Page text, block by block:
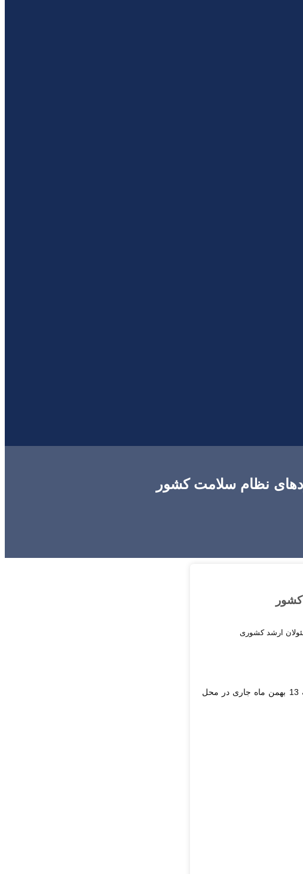
به گزارش روابط عمومی بیمارستان فوق تخصصی نورافشار؛ نمایشگاه 45 ساله افتخارات و دستاوردهای نظام سلامت کشور روز جمعه 13 بهمن ماه جاری در محل